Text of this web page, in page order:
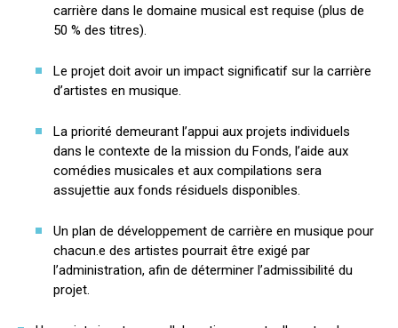
carrière dans le domaine musical est requise (plus de
50 % des titres).
Le projet doit avoir un impact significatif sur la carrière
d’artistes en musique.
La priorité demeurant l’appui aux projets individuels
dans le contexte de la mission du Fonds, l’aide aux
comédies musicales et aux compilations sera
assujettie aux fonds résiduels disponibles.
Un plan de développement de carrière en musique pour
chacun.e des artistes pourrait être exigé par
l’administration, afin de déterminer l’admissibilité du
projet.